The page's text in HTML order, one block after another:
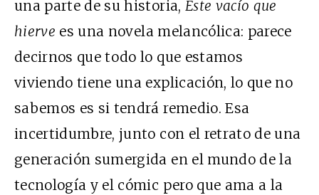
una parte de su historia, Este vacío que
hierve es una novela melancólica: parece
decirnos que todo lo que estamos
viviendo tiene una explicación, lo que no
sabemos es si tendrá remedio. Esa
incertidumbre, junto con el retrato de una
generación sumergida en el mundo de la
tecnología y el cómic pero que ama a la